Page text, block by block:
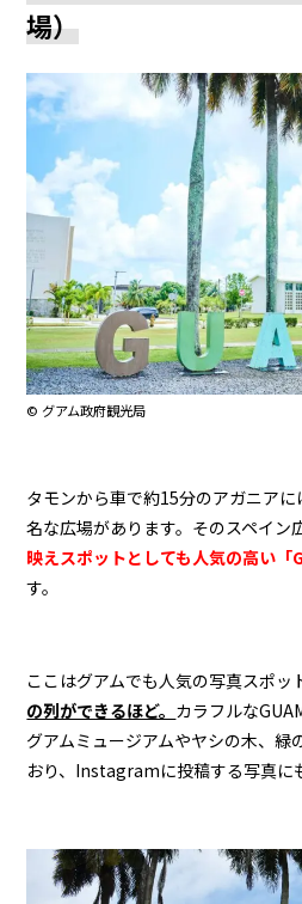
場）
© グアム政府観光局
タモンから車で約15分のアガニア
名な広場があります。そのスペイン
映えスポットとしても人気の高い「
す。
ここはグアムでも人気の写真スポッ
の列ができるほど。 カラフルな
グアムミュージアムやヤシの木、緑
おり、Instagramに投稿する写真に